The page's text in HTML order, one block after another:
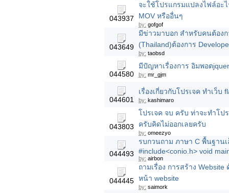
043937
จะใช้โปรแกรมแปลงไฟล์อะ
MOV หรืออื่นๆ
by: gofgof
043649
มีข่าวมาบอก สำหรับคนต้อง
(Thailand)ต้องการ
by: taobsd
044580
มีปัญหาเรื่องการ อิมพอต
by: mr_gjm
044601
เรื่องเกี่ยวกับโปรเจค ทำเว็บ
by: kashimaro
043803
โปรเจค จบ ครับ ท่าจะทำโป
ครับคิดไม่ออกเลยครับ
by: omeezyo
044493
รบกวนถาม ภาษา C พื้นฐาน
#include<conio.h> void
by: airbon
044445
ถามเรื่อง การสร้าง
หน้า website
by: saimork